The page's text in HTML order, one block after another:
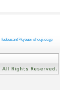
fudousan@kyouei-shouji.co.jp